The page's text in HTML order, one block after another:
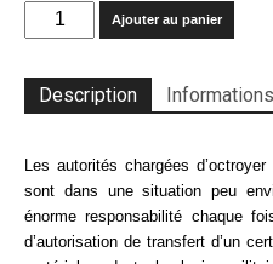
quantité
de
de
l'utilisation
des
armes:
pratiques
et
Ajouter au panier
Description
Les autorités chargées
sont dans une situation peu
énorme responsabilité chaque
d’autorisation de transfert d’un